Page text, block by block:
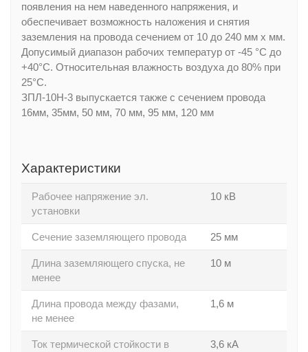
появления на нем наведенного напряжения, и
обеспечивает возможность наложения и снятия
заземления на провода сечением от 10 до 240 мм x мм.
Допусимый диапазон рабочих температур от -45 °С до
+40°С. Относительная влажность воздуха до 80% при
25°С.
ЗПЛ-10Н-3 выпускается также с сечением провода
16мм, 35мм, 50 мм, 70 мм, 95 мм, 120 мм
Характеристики
Рабочее напряжение эл.
установки
10 кВ
Сечение заземляющего провода 25 мм
Длина заземляющего спуска, не
менее
10 м
Длина провода между фазами,
не менее
1,6 м
Ток термической стойкости в
3,6 кА